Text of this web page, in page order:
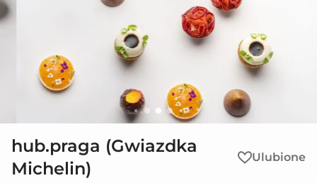
hub.praga (Gwiazdka
Michelin)
Ulubione